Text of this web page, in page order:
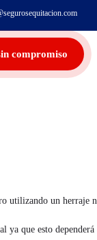
compromiso
utilizando un herraje
que esto